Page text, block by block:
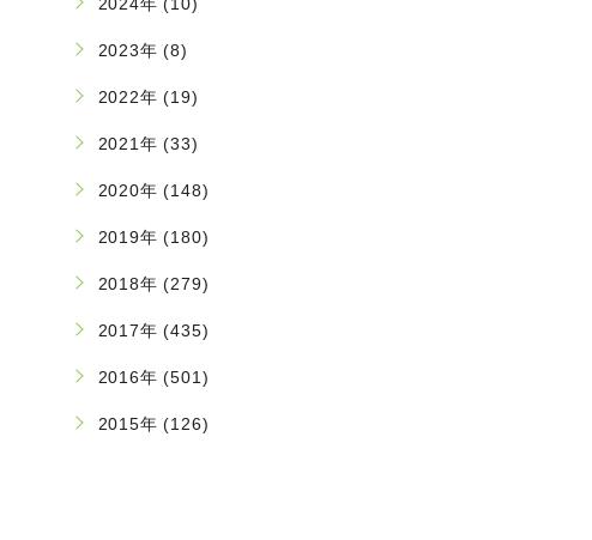
2023年 (8)
2022年 (19)
2021年 (33)
2020年 (148)
2019年 (180)
2018年 (279)
2017年 (435)
2016年 (501)
2015年 (126)